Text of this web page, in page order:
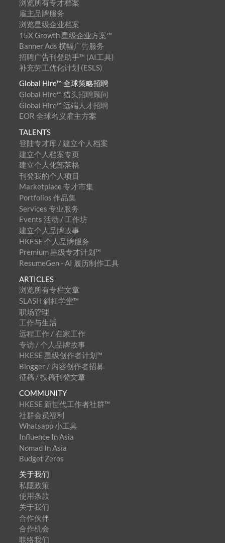
浏览所有专才档案
雇主品牌服务
浏览星级企业档案
15X Growth 星级企业方案™
Banner Ads 横幅广告服务
招聘广告刊登助手™ (AI工具)
补充劳工优化计划 (ESLS)
Global Hire™ 全球策略招聘
Global Hire™ 猎头招聘顾问
Global Hire™ 远端人才招聘
EOR 全球名义雇主方案
TALENTS
登陆专才库 / 建立个人档案
建立个人档案专页
建立个人化部落格
刊登我的个人项目
Marketplace 专才市集
Portfolios 作品集
Services 专业服务
Events 活动 / 工作坊
建立个人品牌故事
HKESE 个人品牌服务
Premium 星级专才计划™
ResumeGen - AI 履历制作工具
ARTICLES
浏览所有专栏文章
SLASH 斜杠学堂™
职场管理
工作与生活
远程工作 / 在家工作
专访 / 个人品牌故事
HKESE 星级创作者计划™
Blogger / 内容创作者招募
征稿 / 投稿刊登文章
COMMUNITY
HKESE 新世代工作者社群™
社群会员福利
Whatsapp 小工具
Influence In Asia
Nomad In Asia
Budget Zeros
关于我们
私隱政策
使用条款
关于我们
合作伙伴
合作机会
联络我们